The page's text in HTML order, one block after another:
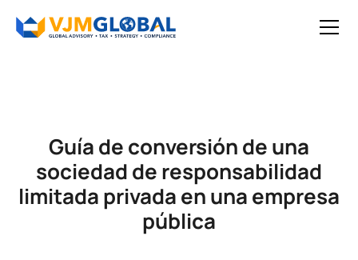
Guía de conversión de una
sociedad de responsabilidad
limitada privada en una empresa
pública